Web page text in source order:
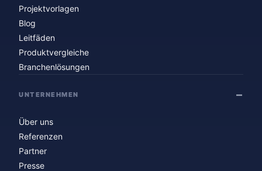
Projektvorlagen
Blog
Leitfäden
Produktvergleiche
Branchenlösungen
UNTERNEHMEN
Über uns
Referenzen
Partner
Presse